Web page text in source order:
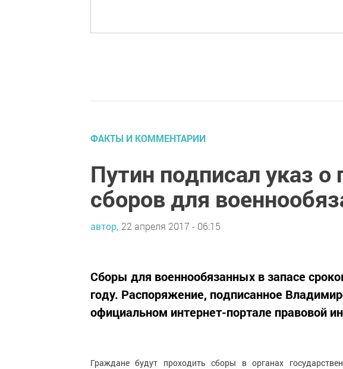
ФАКТЫ И КОММЕНТАРИИ
Путин подписал указ о
сборов для
автор, 22 апреля 2017 - 06:15
Сборы для военнообязанных в запасе
году. Распоряжение, подписанное
официальном интернет-портале правовой
Граждане будут проходить сборы в органах